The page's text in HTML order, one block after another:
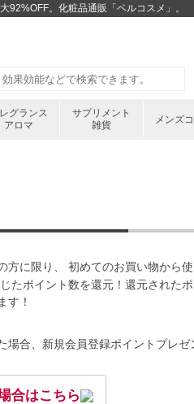
92%OFF。化粧品通販「ベルコスメ」。
グランス
アロマ
サプリメント
雑貨
メンズ
方に限り、 初めてのお買い物から
たポイント数を還元！還元された
す！
合、新規会員登録ポイントプレ
合はこちら